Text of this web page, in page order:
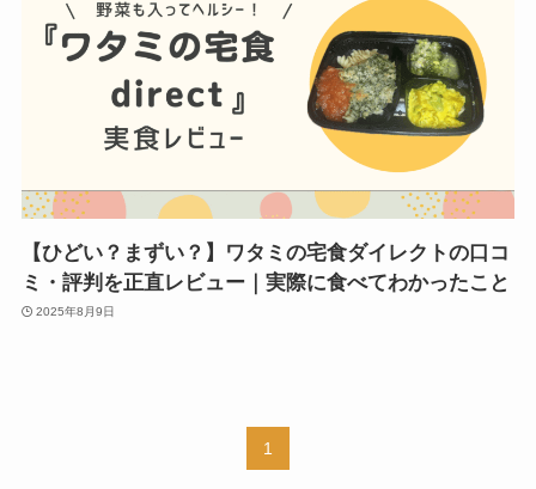
【ひどい？まずい？】ワタミの宅食ダイレクトの口コ
ミ・評判を正直レビュー｜実際に食べてわかったこと
2025年8月9日
1